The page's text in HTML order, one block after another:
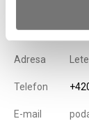
Adresa
Telefon
E-mail